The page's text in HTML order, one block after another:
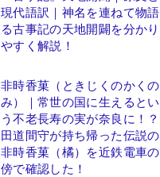
現代語訳｜神名を連ねて物語
る古事記の天地開闢を分かり
やすく解説！
非時香菓（ときじくのかくの
み）｜常世の国に生えるとい
う不老長寿の実が奈良に！？
田道間守が持ち帰った伝説の
非時香菓（橘）を近鉄電車の
傍で確認した！